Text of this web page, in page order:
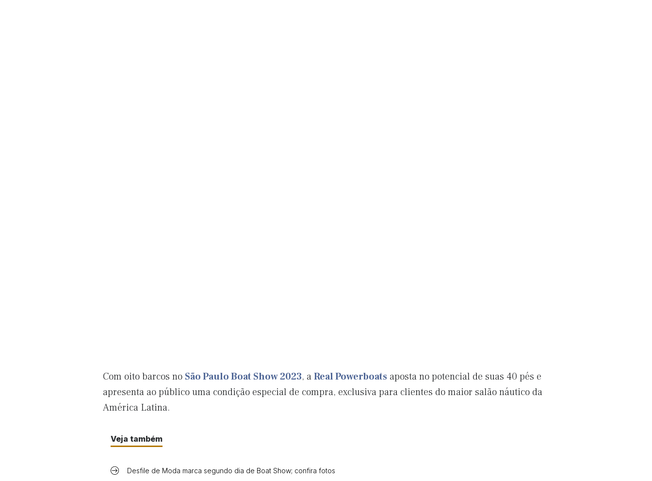
Com oito barcos no São Paulo Boat Show 2023, aReal Powerboats aposta no potencial de suas 40 pés e
apresenta ao público uma condição especial de compra, exclusiva para clientes do maior salão náutico da
América Latina.
Veja também
Desfile de Moda marca segundo dia de Boat Show; confira fotos